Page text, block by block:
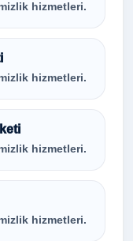
hizmetleri.
hizmetleri.
hizmetleri.
hizmetleri.